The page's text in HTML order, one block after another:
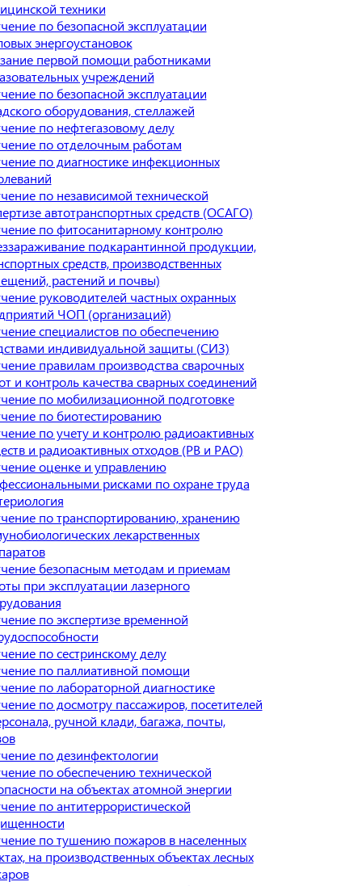
техники
по безопасной эксплуатации
энергоустановок
первой помощи работниками
учреждений
по безопасной эксплуатации
оборудования, стеллажей
по нефтегазовому делу
по отделочным работам
по диагностике инфекционных
по независимой технической
автотранспортных средств (ОСАГО)
по фитосанитарному контролю
подкарантинной продукции,
средств, производственных
растений и почвы)
руководителей частных охранных
ЧОП (организаций)
специалистов по обеспечению
индивидуальной защиты (СИЗ)
правилам производства сварочных
и контроль качества сварных соединений
по мобилизационной подготовке
по биотестированию
по учету и контролю радиоактивных
и радиоактивных отходов (РВ и РАО)
оценке и управлению
рисками по охране труда
по транспортированию, хранению
лекарственных
безопасным методам и приемам
при эксплуатации лазерного
по экспертизе временной
по сестринскому делу
по паллиативной помощи
по лабораторной диагностике
по досмотру пассажиров, посетителей
ручной клади, багажа, почты,
по дезинфектологии
по обеспечению технической
на объектах атомной энергии
по антитеррористической
по тушению пожаров в населенных
на производственных объектах лесных